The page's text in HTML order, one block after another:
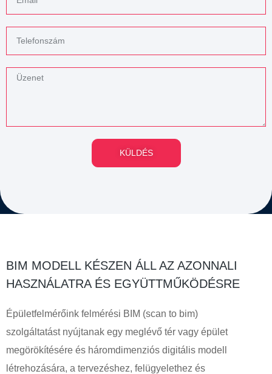
KÜLDÉS
BIM MODELL KÉSZEN ÁLL AZ AZONNALI
HASZNÁLATRA ÉS EGYÜTTMŰKÖDÉSRE
Épületfelmérőink felmérési BIM (scan to bim)
szolgáltatást nyújtanak egy meglévő tér vagy épület
megörökítésére és háromdimenziós digitális modell
létrehozására, a tervezéshez, felügyelethez és